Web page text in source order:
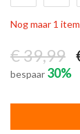
Nog maar 1
€ 39,99
bespaar 30%